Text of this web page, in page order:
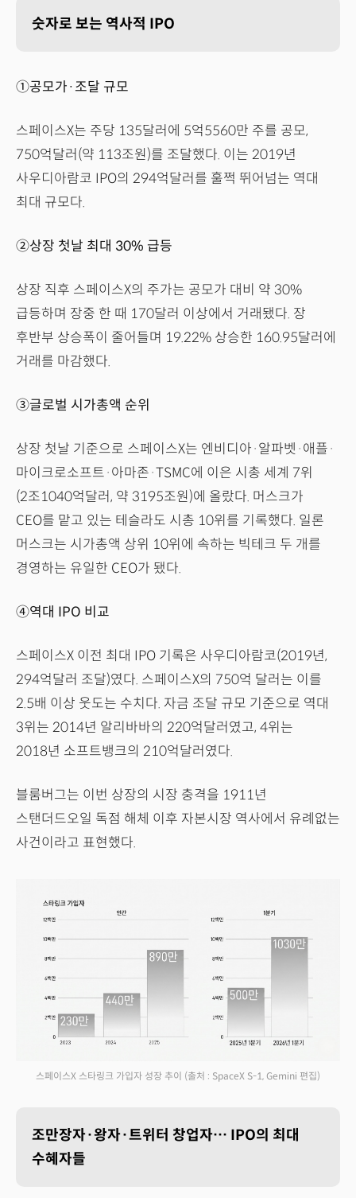
숫자로 보는 역사적 IPO
①공모가·조달 규모
스페이스X는 주당 135달러에 5억5560만 주를 공모,
750억달러(약 113조원)를 조달했다. 이는 2019년
사우디아람코 IPO의 294억달러를 훌쩍 뛰어넘는 역대
최대 규모다.
②상장 첫날 최대 30% 급등
상장 직후 스페이스X의 주가는 공모가 대비 약 30%
급등하며 장중 한 때 170달러 이상에서 거래됐다. 장
후반부 상승폭이 줄어들며 19.22% 상승한 160.95달러에
거래를 마감했다.
③글로벌 시가총액 순위
상장 첫날 기준으로 스페이스X는 엔비디아·알파벳·애플·
마이크로소프트·아마존·TSMC에 이은 시총 세계 7위
(2조1040억달러, 약 3195조원)에 올랐다. 머스크가
CEO를 맡고 있는 테슬라도 시총 10위를 기록했다. 일론
머스크는 시가총액 상위 10위에 속하는 빅테크 두 개를
경영하는 유일한 CEO가 됐다.
④역대 IPO 비교
스페이스X 이전 최대 IPO 기록은 사우디아람코(2019년,
294억달러 조달)였다. 스페이스X의 750억 달러는 이를
2.5배 이상 웃도는 수치다. 자금 조달 규모 기준으로 역대
3위는 2014년 알리바바의 220억달러였고, 4위는
2018년 소프트뱅크의 210억달러였다.
블룸버그는 이번 상장의 시장 충격을 1911년
스탠더드오일 독점 해체 이후 자본시장 역사에서 유례없는
사건이라고 표현했다.
스페이스X 스타링크 가입자 성장 추이 (출처 : SpaceX S-1, Gemini 편집)
조만장자·왕자·트위터 창업자… IPO의 최대
수혜자들